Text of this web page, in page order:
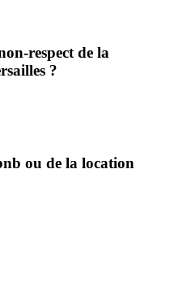
respect de la
?
ou de la location